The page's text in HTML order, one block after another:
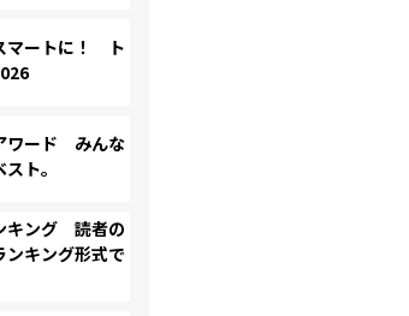
マートに！ ト
ワード みんな
ト。
キング 読者の
ンキング形式で